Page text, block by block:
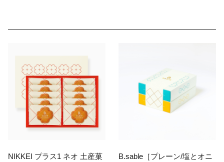
NIKKEI プラス1 ネオ 土産菓
B.sable［プレーン/塩とオニ